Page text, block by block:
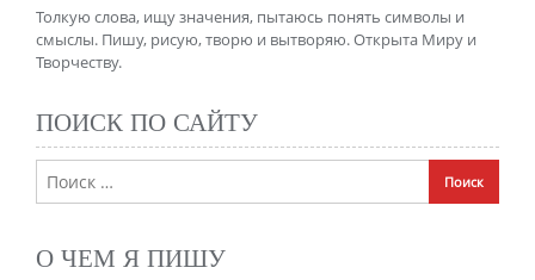
Толкую слова, ищу значения, пытаюсь понять символы и
смыслы. Пишу, рисую, творю и вытворяю. Открыта Миру и
Творчеству.
ПОИСК ПО САЙТУ
О ЧЕМ Я ПИШУ